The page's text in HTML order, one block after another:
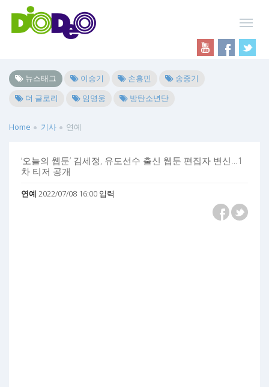
뉴스태그 이승기 손흥민
송중기
더 글로리
임영웅 방탄소년단
Home 기사 연예
‘오늘의 웹툰’ 김세정, 유도선수 출신 웹툰 편집자 변신…1
차 티저 공개
연예 2022/07/08 16:00 입력